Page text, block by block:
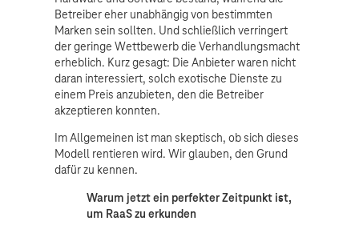
Betreiber eher unabhängig von bestimmten
Marken sein sollten. Und schließlich verringert
der geringe Wettbewerb die Verhandlungsmacht
erheblich. Kurz gesagt: Die Anbieter waren nicht
daran interessiert, solch exotische Dienste zu
einem Preis anzubieten, den die Betreiber
akzeptieren konnten.
Im Allgemeinen ist man skeptisch, ob sich dieses
Modell rentieren wird. Wir glauben, den Grund
dafür zu kennen.
Warum jetzt ein perfekter Zeitpunkt ist,
um RaaS zu erkunden